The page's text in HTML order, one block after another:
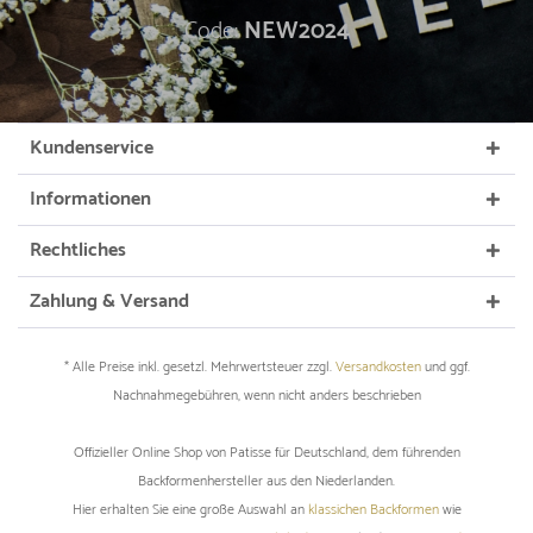
Code:NEW2024
Kundenservice
Informationen
Rechtliches
Zahlung & Versand
* Alle Preise inkl. gesetzl. Mehrwertsteuer zzgl.Versandkostenund ggf.
Nachnahmegebühren, wenn nicht anders beschrieben
Offizieller Online Shop von Patisse für Deutschland, dem führenden
Backformenhersteller aus den Niederlanden.
Hier erhalten Sie eine große Auswahl an klassichen Backformenwie